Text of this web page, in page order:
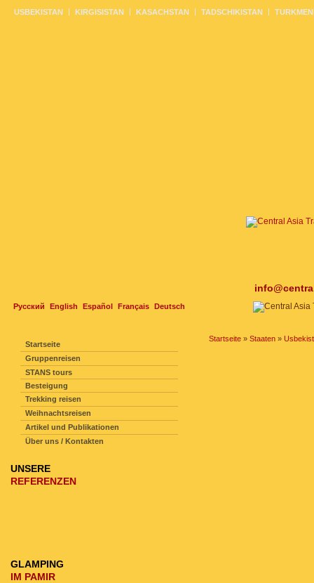
Русский English Español Français Deutsch
USBEKISTAN KIRGISISTAN KASACHSTAN TADSCHIKISTAN
Startseite » Staaten »
Startseite
Gruppenreisen
STANS tours
Besteigung
Trekking reisen
Weihnachtsreisen
Artikel und Publikationen
Über uns / Kontakten
UNSERE
REFERENZEN
GLAMPING
IM PAMIR